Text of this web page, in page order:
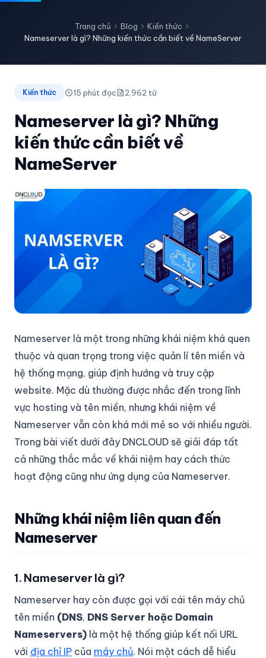
Trang chủ Blog
Kiến thức
Nameserver là gì? Những kiến thức cần biết về NameServer
Kiến thức 15 phút đọc 2,962 từ
Nameserver là gì? Những
kiến thức cần biết về
NameServer
Nameserver là một trong những khái niệm khá quen
thuộc và quan trọng trong việc quản lí tên miền và
hệ thống mạng, giúp định hướng và truy cập
website. Mặc dù thường được nhắc đến trong lĩnh
vực hosting và tên miền, nhưng khái niệm về
Nameserver vẫn còn khá mới mẻ so với nhiều người.
Trong bài viết dưới đây DNCLOUD sẽ giải đáp tất
cả những thắc mắc về khái niệm hay cách thức
hoạt động cũng như ứng dụng của Nameserver.
Những khái niệm liên quan đến
Nameserver
1. Nameserver là gì?
Nameserver hay còn được gọi với cái tên máy chủ
tên miền (DNS, DNS Server hoặc Domain
Nameservers) là một hệ thống giúp kết nối URL
với địa chỉ IP của máy chủ. Nói một cách dễ hiểu